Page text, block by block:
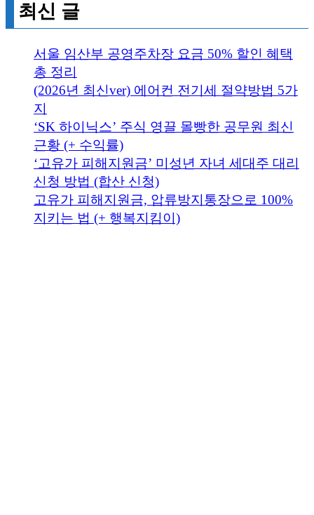
최신 글
서울 임산부 공영주차장 요금 50% 할인 혜택
총 정리
(2026년 최신ver) 에어컨 전기세 절약방법 5가
지
‘SK 하이닉스’ 주식 영끌 몰빵한 공무원 최신
근황 (+ 수익률)
‘고유가 피해지원금’ 미성년 자녀 세대주 대리
신청 방법 (합산 신청)
고유가 피해지원금, 압류방지통장으로 100%
지키는 법 (+ 행복지킴이)